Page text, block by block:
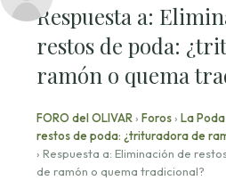
Respuesta a:
restos de poda:
ramón o quema
FORO del OLIVAR › Foros › La
restos de poda: ¿trituradora de
› Respuesta a: Eliminación de
de ramón o quema tradicional?